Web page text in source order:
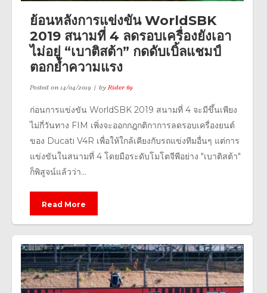
ย้อนหลังการแข่งขัน WorldSBK
2019 สนามที่ 4 ลดรอบเครื่องยังเอา
ไม่อยู่ “เบาติสต้า” กดดับเบิ้ลแชมป์
ตอกย้ำความแรง
Posted on14/04/2019 byRider 69
ก่อนการแข่งขัน WorldSBK 2019 สนามที่ 4 จะมีขึ้นเพียง
ไม่กี่วันทาง FIM เพิ่งจะออกกฎกติกาการลดรอบเครื่องยนต์
ของ Ducati V4R เพื่อให้ใกล้เคียงกับรถแข่งทีมอื่นๆ แต่การ
แข่งขันในสนามที่ 4 โดยมือระดับโมโตจีพีอย่าง "เบาติสต้า"
ก็พิสูจน์แล้วว่า...
Read More